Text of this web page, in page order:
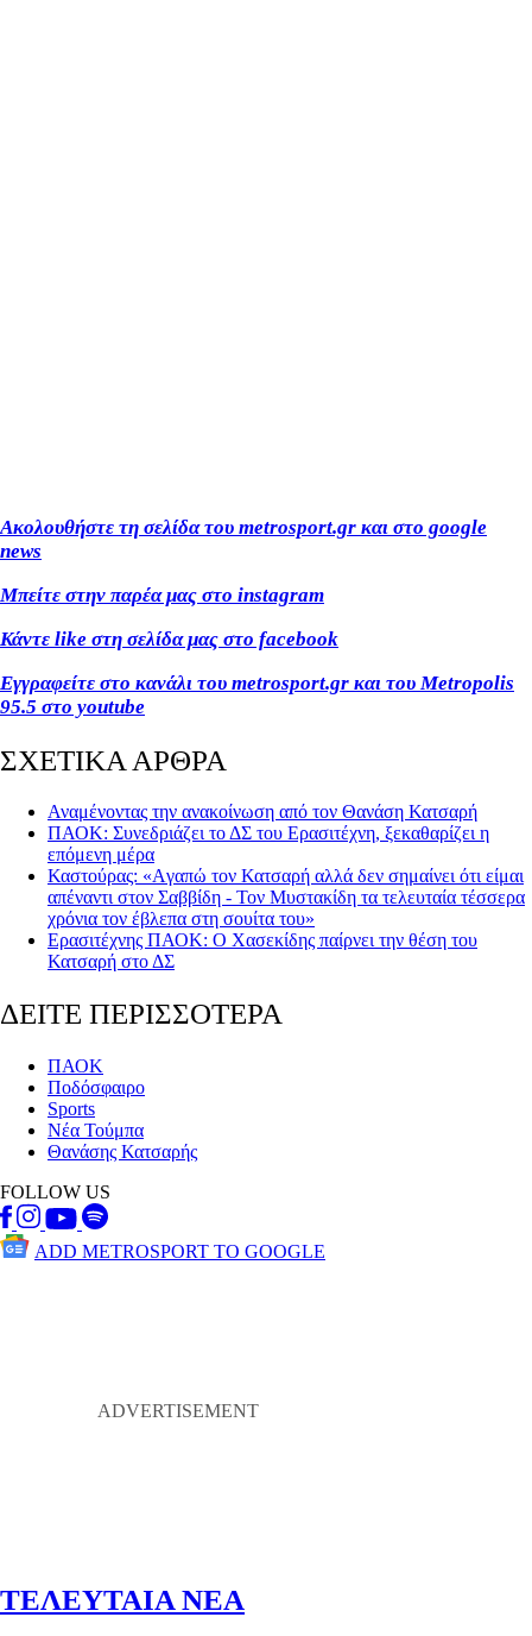
Ακολουθήστε τη σελίδα του metrosport.gr και στο google
news
Μπείτε στην παρέα μας στο instagram
Κάντε like στη σελίδα μας στο facebook
Εγγραφείτε στο κανάλι του metrosport.gr και του Metropolis
95.5 στο youtube
ΣΧΕΤΙΚΑ ΑΡΘΡΑ
Αναμένοντας την ανακοίνωση από τον Θανάση Κατσαρή
ΠΑΟΚ: Συνεδριάζει το ΔΣ του Ερασιτέχνη, ξεκαθαρίζει η
επόμενη μέρα
Καστούρας: «Aγαπώ τον Κατσαρή αλλά δεν σημαίνει ότι είμαι
απέναντι στον Σαββίδη - Τον Μυστακίδη τα τελευταία τέσσερα
χρόνια τον έβλεπα στη σουίτα του»
Ερασιτέχνης ΠΑΟΚ: Ο Χασεκίδης παίρνει την θέση του
Κατσαρή στο ΔΣ
ΔΕΙΤΕ ΠΕΡΙΣΣΟΤΕΡΑ
ΠΑΟΚ
Ποδόσφαιρο
Sports
Νέα Τούμπα
Θανάσης Κατσαρής
FOLLOW US
ADD METROSPORT TO GOOGLE
ΤΕΛΕΥΤΑΙΑ ΝΕΑ